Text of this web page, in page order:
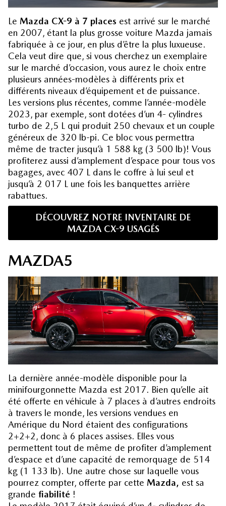
Le Mazda CX-9 à 7 places est arrivé sur le marché
en 2007, étant la plus grosse voiture Mazda jamais
fabriquée à ce jour, en plus d’être la plus luxueuse.
Cela veut dire que, si vous cherchez un exemplaire
sur le marché d’occasion, vous aurez le choix entre
plusieurs années-modèles à différents prix et
différents niveaux d’équipement et de puissance.
Les versions plus récentes, comme l’année-modèle
2023, par exemple, sont dotées d’un 4- cylindres
turbo de 2,5 L qui produit 250 chevaux et un couple
généreux de 320 lb-pi. Ce bloc vous permettra
même de tracter jusqu’à 1 588 kg (3 500 lb)! Vous
profiterez aussi d’amplement d’espace pour tous vos
bagages, avec 407 L dans le coffre à lui seul et
jusqu’à 2 017 L une fois les banquettes arrière
rabattues.
DÉCOUVREZ NOTRE INVENTAIRE DE
MAZDA CX-9 USAGÉS
MAZDA5
La dernière année-modèle disponible pour la
minifourgonnette Mazda est 2017. Bien qu’elle ait
été offerte en véhicule à 7 places à d’autres endroits
à travers le monde, les versions vendues en
Amérique du Nord étaient des configurations
2+2+2, donc à 6 places assises. Elles vous
permettent tout de même de profiter d’amplement
d’espace et d’une capacité de remorquage de 514
kg (1 133 lb). Une autre chose sur laquelle vous
pourrez compter, offerte par cette Mazda, est sa
grande fiabilité !